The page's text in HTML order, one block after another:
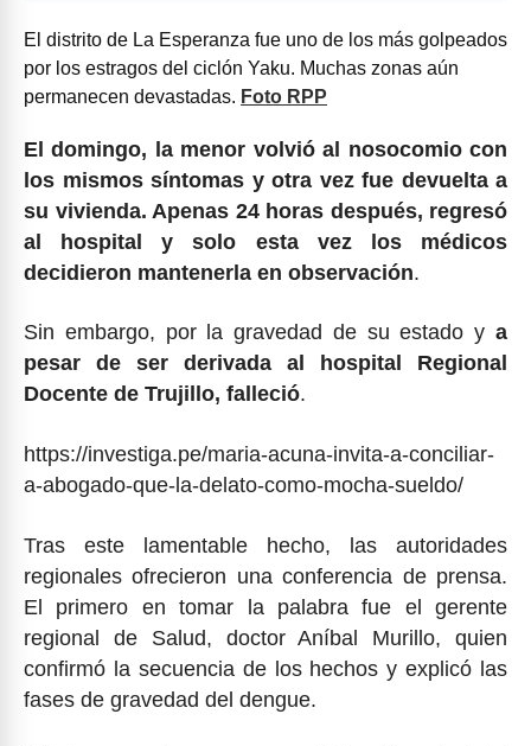
El distrito de La Esperanza fue uno de los más golpeados
por los estragos del ciclón Yaku. Muchas zonas aún
permanecen devastadas. Foto RPP
El domingo, la menor volvió al nosocomio con
los mismos síntomas y otra vez fue devuelta a
su vivienda. Apenas 24 horas después, regresó
al hospital y solo esta vez los médicos
decidieron mantenerla en observación.
Sin embargo, por la gravedad de su estado y a
pesar de ser derivada al hospital Regional
Docente de Trujillo, falleció.
https://investiga.pe/maria-acuna-invita-a-conciliar-
a-abogado-que-la-delato-como-mocha-sueldo/
Tras este lamentable hecho, las autoridades
regionales ofrecieron una conferencia de prensa.
El primero en tomar la palabra fue el gerente
regional de Salud, doctor Aníbal Murillo, quien
confirmó la secuencia de los hechos y explicó las
fases de gravedad del dengue.